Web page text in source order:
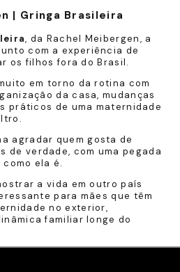
| Gringa Brasileira
, da Rachel Meibergen, a
com a experiência de
os filhos fora do Brasil.
em torno da rotina com
da casa, mudanças
práticos de uma maternidade
agradar quem gosta de
de verdade, com uma pegada
ela é.
a vida em outro país
para mães que têm
no exterior,
familiar longe do